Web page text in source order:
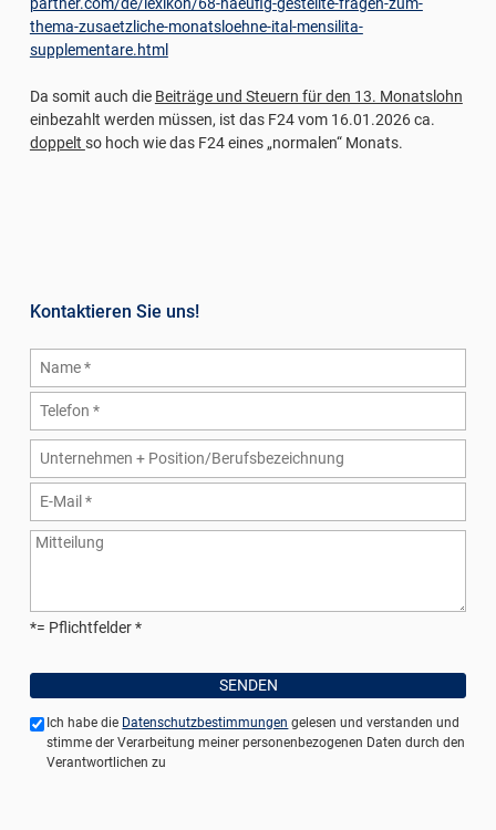
thema-zusaetzliche-monatsloehne-ital-mensilita-
supplementare.html
Da somit auch die Beiträge und Steuern für den 13. Monatslohn
einbezahlt werden müssen, ist das F24 vom 16.01.2026 ca.
doppelt so hoch wie das F24 eines „normalen“ Monats.
Kontaktieren Sie uns!
*= Pflichtfelder
Ich habe die Datenschutzbestimmungen gelesen und verstanden und
stimme der Verarbeitung meiner personenbezogenen Daten durch den
Verantwortlichen zu